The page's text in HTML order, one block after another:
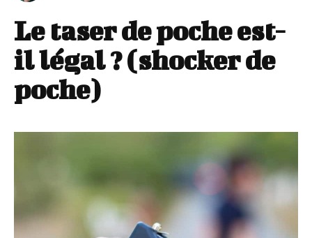
Le taser de poche est-
il légal ? (shocker de
poche)